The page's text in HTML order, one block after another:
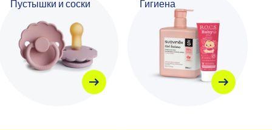
Пустышки и соски Гигиена